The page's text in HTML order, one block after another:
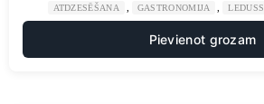
ATDZESĒŠANA GASTRONOMIJA
Pievienot grozam